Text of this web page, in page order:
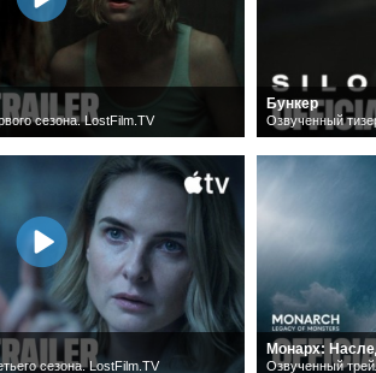
сезона. LostFilm.TV
сезона. LostFilm.TV
Бункер
Озвученный
Монарх:
Озвученный